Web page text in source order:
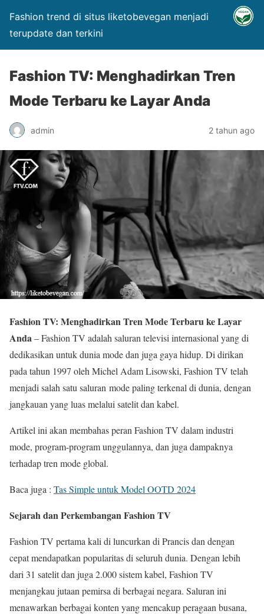
Fashion trend di situs liketobevegan menjadi
terupdate dan terkini
Fashion TV: Menghadirkan Tren
Mode Terbaru ke Layar Anda
admin 2 tahun ago
Fashion TV: Menghadirkan Tren Mode Terbaru ke Layar
Anda– Fashion TV adalah saluran televisi internasional yang di
dedikasikan untuk dunia mode dan juga gaya hidup. Di dirikan
pada tahun 1997 oleh Michel Adam Lisowski, Fashion TV telah
menjadi salah satu saluran mode paling terkenal di dunia, dengan
jangkauan yang luas melalui satelit dan kabel.
Artikel ini akan membahas peran Fashion TV dalam industri
mode, program-program unggulannya, dan juga dampaknya
terhadap tren mode global.
Baca juga : Tas Simple untuk Model OOTD 2024
Sejarah dan Perkembangan Fashion TV
Fashion TV pertama kali di luncurkan di Prancis dan dengan
cepat mendapatkan popularitas di seluruh dunia. Dengan lebih
dari 31 satelit dan juga 2.000 sistem kabel, Fashion TV
menjangkau jutaan pemirsa di berbagai negara. Saluran ini
menawarkan berbagai konten yang mencakup peragaan busana,